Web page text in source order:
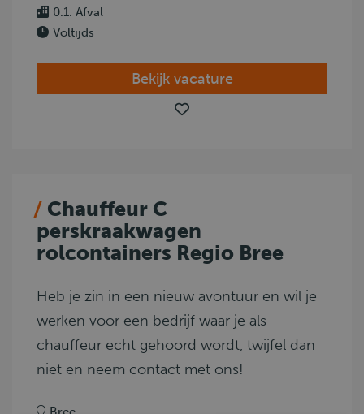
0.1. Afval
Voltijds
Bekijk vacature
Chauffeur C
perskraakwagen
rolcontainers Regio Bree
Heb je zin in een nieuw avontuur en wil je
werken voor een bedrijf waar je als
chauffeur echt gehoord wordt, twijfel dan
niet en neem contact met ons!